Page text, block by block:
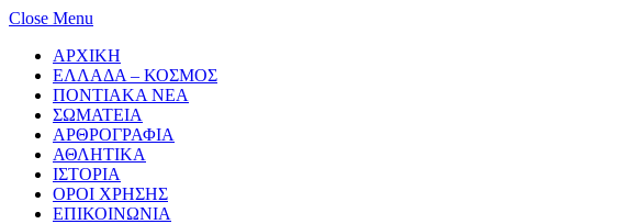
Close Menu
ΑΡΧΙΚΗ
ΕΛΛΑΔΑ – ΚΟΣΜΟΣ
ΠΟΝΤΙΑΚΑ ΝΕΑ
ΣΩΜΑΤΕΙΑ
ΑΡΘΡΟΓΡΑΦΙΑ
ΑΘΛΗΤΙΚΑ
ΙΣΤΟΡΙΑ
ΟΡΟΙ ΧΡΗΣΗΣ
ΕΠΙΚΟΙΝΩΝΙΑ